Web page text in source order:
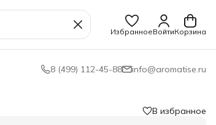
ИзбранноеВойтиКорзина
8 (499) 112-45-88 info@aromatise.ru
В избранное